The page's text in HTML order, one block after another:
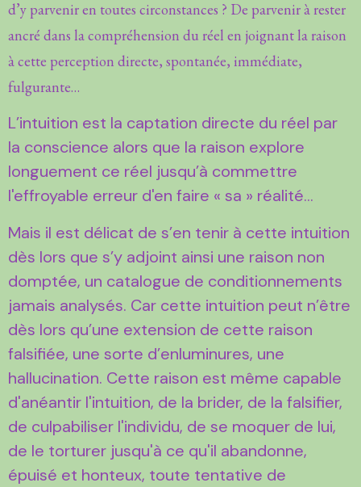
d’y parvenir en toutes circonstances ? De parvenir à rester
ancré dans la compréhension du réel en joignant la raison
à cette perception directe, spontanée, immédiate,
fulgurante…
L’intuition est la captation directe du réel par
la conscience alors que la raison explore
longuement ce réel jusqu’à commettre
l'effroyable erreur d'en faire « sa » réalité…
Mais il est délicat de s’en tenir à cette intuition
dès lors que s’y adjoint ainsi une raison non
domptée, un catalogue de conditionnements
jamais analysés. Car cette intuition peut n’être
dès lors qu’une extension de cette raison
falsifiée, une sorte d’enluminures, une
hallucination. Cette raison est même capable
d'anéantir l'intuition, de la brider, de la falsifier,
de culpabiliser l'individu, de se moquer de lui,
de le torturer jusqu'à ce qu'il abandonne,
épuisé et honteux, toute tentative de